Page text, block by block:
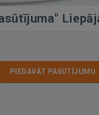
PIEDĀVĀT PASŪTĪJUMU